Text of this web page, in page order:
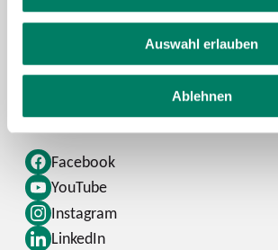
Auswahl erlauben
Ablehnen
Facebook
YouTube
Instagram
LinkedIn
Kontaktformular
FAQ